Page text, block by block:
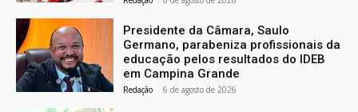
Presidente da Câmara, Saulo
Germano, parabeniza profissionais da
educação pelos resultados do IDEB
em Campina Grande
Redação - 6 de agosto de 2026